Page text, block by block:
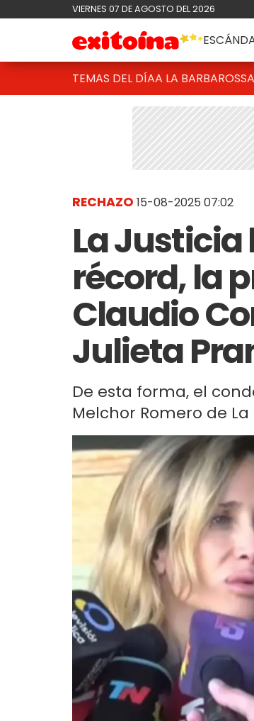
VIERNES 07 DE AGOSTO DEL 2026
TEMAS DEL DÍAA LA BARBAROSSA
RECHAZO 15-08-2025 07:02
La
récord, la
Claudio
Julieta
De esta forma, el
Melchor Romero de La